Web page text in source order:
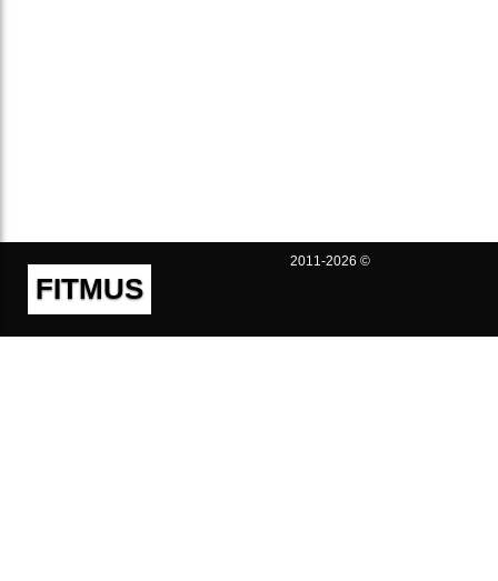
FITMUS
2011-2026 ©